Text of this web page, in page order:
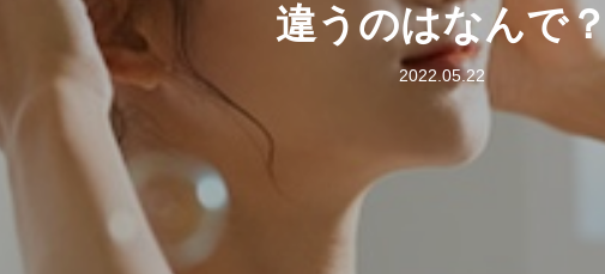
違うのはなんで？
2022.05.22